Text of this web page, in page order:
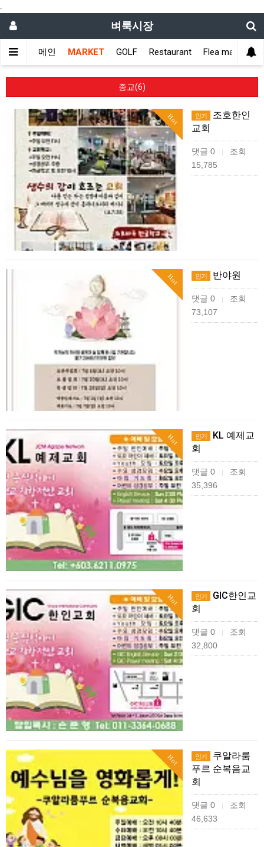
.
벼룩시장
메인 MARKET GOLF Restaurant Flea market
종교(6)
Hot 인기
조호한인
교회
댓글 0 |
조회
15,785
Hot 인기 반야원
댓글 0 |
조회
73,107
Hot 인기
KL 예제교
회
댓글 0 |
조회
35,396
Hot 인기
GIC한인교
회
댓글 0 |
조회
32,800
Hot 인기
쿠알라룸
푸르 순복음교
회
댓글 0 |
조회
46,633